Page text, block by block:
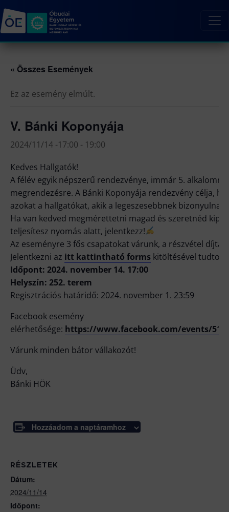
« Összes Események
Ez az esemény elmúlt.
V. Bánki Koponyája
2024/11/14 -17:00 - 19:00
Kedves Hallgatók!
A félév egyik népszerű rendezvénye, immár 5.
megrendezésre. A Bánki Koponyája rendezvény célja,
azokat a hallgatókat, akik a legeszesebbnek bizonyulnak
Ha van kedved megmérettetni magad és szeretnéd
teljesítesz nyomás alatt, jelentkezz!
Az eseményre 3 fős csapatokat várunk, a részvétel
Jelentkezni az itt kattintható forms kitöltésével tudtok.
Időpont: 2024. november 14. 17:00
Helyszín: 252. terem
Regisztrációs határidő: 2024. november 1. 23:59
Facebook esemény
elérhetősége: https://www.facebook.com/events/
Várunk minden bátor vállakozót!
Üdv,
Bánki HÖK
Hozzáadom a naptáramhoz
RÉSZLETEK
Dátum:
2024/11/14
Időpont: